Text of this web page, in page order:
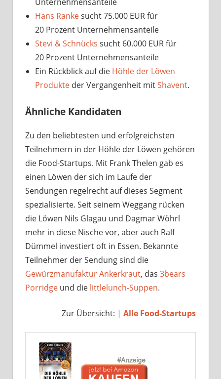
Hans Rankesucht 75.000 EUR für
20 Prozent Unternehmensanteile
Stevi & Schnücks sucht 60.000 EUR für
20 Prozent Unternehmensanteile
Ein Rückblick auf die Höhle der Löwen
Produkte der Vergangenheit mitShavent.
Ähnliche Kandidaten
Zu den beliebtesten und erfolgreichsten
Teilnehmern in der Höhle der Löwen gehören
die Food-Startups. Mit Frank Thelen gab es
einen Löwen der sich im Laufe der
Sendungen regelrecht auf dieses Segment
spezialisierte. Seit seinem Weggang rücken
die Löwen Nils Glagau und Dagmar Wöhrl
mehr in diese Nische vor, aber auch Ralf
Dümmel investiert oft in Essen. Bekannte
Teilnehmer der Sendung sind die
Gewürzmanufaktur Ankerkraut, das 3bears
Porridge und die littlelunch-Suppen.
Zur Übersicht: | Alle Food-Startups